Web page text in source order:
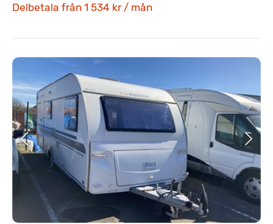
Delbetala från 1 534 kr / mån